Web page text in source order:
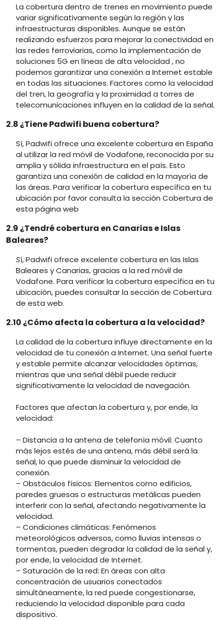
La cobertura dentro de trenes en movimiento puede
variar significativamente según la región y las
infraestructuras disponibles. Aunque se están
realizando esfuerzos para mejorar la conectividad en
las redes ferroviarias, como la implementación de
soluciones 5G en líneas de alta velocidad , no
podemos garantizar una conexión a Internet estable
en todas las situaciones. Factores como la velocidad
del tren, la geografía y la proximidad a torres de
telecomunicaciones influyen en la calidad de la señal.
2.8 ¿Tiene Padwifi buena cobertura?
Sí, Padwifi ofrece una excelente cobertura en España
al utilizar la red móvil de Vodafone, reconocida por su
amplia y sólida infraestructura en el país. Esto
garantiza una conexión de calidad en la mayoría de
las áreas. Para verificar la cobertura específica en tu
ubicación por favor consulta la sección Cobertura de
esta página web
2.9 ¿Tendré cobertura en Canarias e Islas
Baleares?
Sí, Padwifi ofrece excelente cobertura en las Islas
Baleares y Canarias, gracias a la red móvil de
Vodafone. Para verificar la cobertura específica en tu
ubicación, puedes consultar la sección de Cobertura
de esta web.
2.10 ¿Cómo afecta la cobertura a la velocidad?
La calidad de la cobertura influye directamente en la
velocidad de tu conexión a Internet. Una señal fuerte
y estable permite alcanzar velocidades óptimas,
mientras que una señal débil puede reducir
significativamente la velocidad de navegación.
Factores que afectan la cobertura y, por ende, la
velocidad:
– Distancia a la antena de telefonía móvil: Cuanto
más lejos estés de una antena, más débil será la
señal, lo que puede disminuir la velocidad de
conexión.
– Obstáculos físicos: Elementos como edificios,
paredes gruesas o estructuras metálicas pueden
interferir con la señal, afectando negativamente la
velocidad.
– Condiciones climáticas: Fenómenos
meteorológicos adversos, como lluvias intensas o
tormentas, pueden degradar la calidad de la señal y,
por ende, la velocidad de Internet.
– Saturación de la red: En áreas con alta
concentración de usuarios conectados
simultáneamente, la red puede congestionarse,
reduciendo la velocidad disponible para cada
dispositivo.